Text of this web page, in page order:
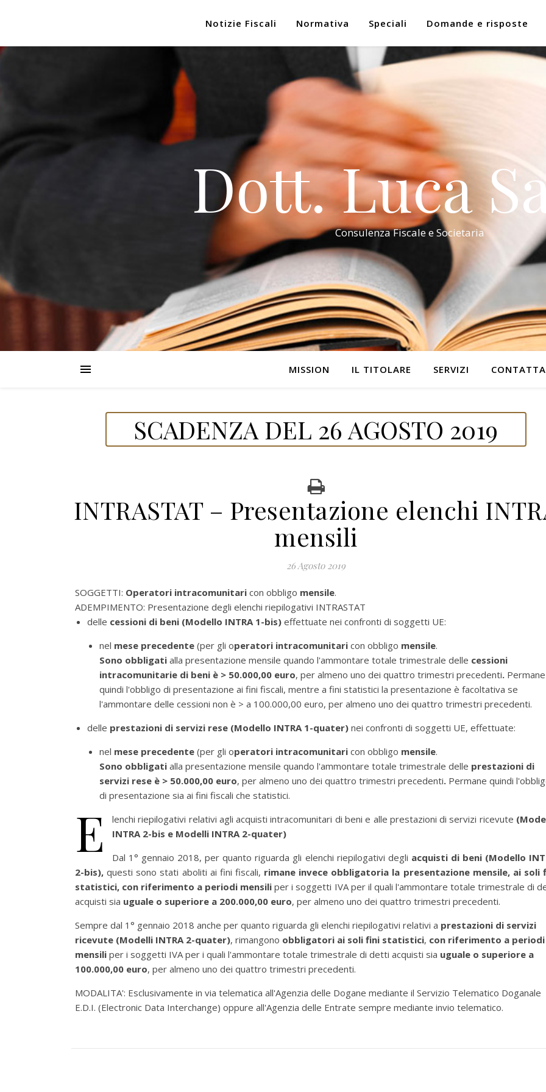
Notizie Fiscali Normativa Speciali Domande e risposte
Dott. Luca
Consulenza Fiscale e Societaria
MISSION IL TITOLARE SERVIZI
SCADENZA DEL 26 AGOSTO 2019
INTRASTAT – Presentazione elenchi
mensili
26 Agosto 2019
SOGGETTI: Operatori intracomunitari con obbligo mensile.
ADEMPIMENTO: Presentazione degli elenchi riepilogativi INTRASTAT
delle cessioni di beni (Modello INTRA 1-bis) effettuate nei confronti di soggetti UE:
nel mese precedente (per gli operatori intracomunitari con obbligo mensile.
Sono obbligati alla presentazione mensile quando l'ammontare totale trimestrale delle cessioni
intracomunitarie di beni è > 50.000,00 euro, per almeno uno dei quattro trimestri precedenti. Permane
quindi l'obbligo di presentazione ai fini fiscali, mentre a fini statistici la presentazione è facoltativa se
l'ammontare delle cessioni non è > a 100.000,00 euro, per almeno uno dei quattro trimestri precedenti.
delle prestazioni di servizi rese (Modello INTRA 1-quater) nei confronti di soggetti UE, effettuate:
nel mese precedente (per gli operatori intracomunitari con obbligo mensile.
Sono obbligati alla presentazione mensile quando l'ammontare totale trimestrale delle prestazioni di
servizi rese è > 50.000,00 euro, per almeno uno dei quattro trimestri precedenti. Permane quindi
di presentazione sia ai fini fiscali che statistici.
E lenchi riepilogativi relativi agli acquisti intracomunitari di beni e alle prestazioni di servizi ricevute
INTRA 2-bis e Modelli INTRA 2-quater)
Dal 1° gennaio 2018, per quanto riguarda gli elenchi riepilogativi degli acquisti di beni (Modello
2-bis),questi sono stati aboliti ai fini fiscali, rimane invece obbligatoria la presentazione mensile, ai soli
statistici, con riferimento a periodi mensili per i soggetti IVA per il quali l'ammontare totale trimestrale di
acquisti sia uguale o superiore a 200.000,00 euro, per almeno uno dei quattro trimestri precedenti.
Sempre dal 1° gennaio 2018 anche per quanto riguarda gli elenchi riepilogativi relativi a prestazioni di servizi
ricevute (Modelli INTRA 2-quater), rimangono obbligatori ai soli fini statistici, con riferimento a periodi
mensili per i soggetti IVA per i quali l'ammontare totale trimestrale di detti acquisti sia uguale o superiore a
100.000,00 euro, per almeno uno dei quattro trimestri precedenti.
MODALITA': Esclusivamente in via telematica all'Agenzia delle Dogane mediante il Servizio Telematico Doganale
E.D.I. (Electronic Data Interchange) oppure all'Agenzia delle Entrate sempre mediante invio telematico.